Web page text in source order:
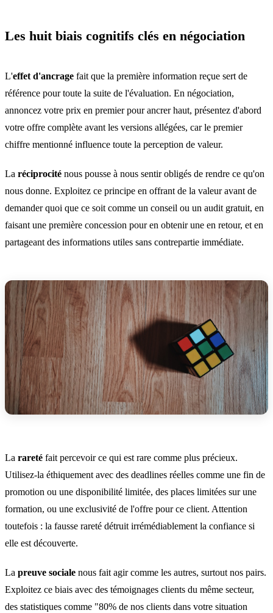
Les huit biais cognitifs clés en négociation
L'effet d'ancrage fait que la première information reçue sert de
référence pour toute la suite de l'évaluation. En négociation,
annoncez votre prix en premier pour ancrer haut, présentez d'abord
votre offre complète avant les versions allégées, car le premier
chiffre mentionné influence toute la perception de valeur.
La réciprocité nous pousse à nous sentir obligés de rendre ce qu'on
nous donne. Exploitez ce principe en offrant de la valeur avant de
demander quoi que ce soit comme un conseil ou un audit gratuit, en
faisant une première concession pour en obtenir une en retour, et en
partageant des informations utiles sans contrepartie immédiate.
La rareté fait percevoir ce qui est rare comme plus précieux.
Utilisez-la éthiquement avec des deadlines réelles comme une fin de
promotion ou une disponibilité limitée, des places limitées sur une
formation, ou une exclusivité de l'offre pour ce client. Attention
toutefois : la fausse rareté détruit irrémédiablement la confiance si
elle est découverte.
La preuve sociale nous fait agir comme les autres, surtout nos pairs.
Exploitez ce biais avec des témoignages clients du même secteur,
des statistiques comme "80% de nos clients dans votre situation